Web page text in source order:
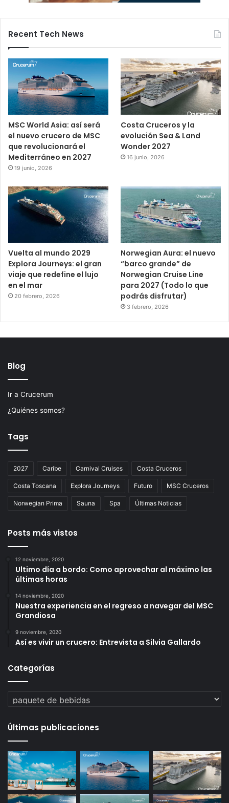
Recent Tech News
MSC World Asia: así será
el nuevo crucero de MSC
que revolucionará el
Mediterráneo en 2027
19 junio, 2026
Costa Cruceros y la
evolución Sea & Land
Wonder 2027
16 junio, 2026
Vuelta al mundo 2029
Explora Journeys: el gran
viaje que redefine el lujo
en el mar
20 febrero, 2026
Norwegian Aura: el nuevo
“barco grande” de
Norwegian Cruise Line
para 2027 (Todo lo que
podrás disfrutar)
3 febrero, 2026
Blog
Ir a Crucerum
¿Quiénes somos?
Tags
2027 Caribe Carnival Cruises Costa Cruceros
Costa Toscana Explora Journeys Futuro MSC Cruceros
Norwegian Prima Sauna Spa Últimas Noticias
Posts más vistos
12 noviembre, 2020
Ultimo día a bordo: Como aprovechar al máximo las
últimas horas
14 noviembre, 2020
Nuestra experiencia en el regreso a navegar del MSC
Grandiosa
9 noviembre, 2020
Así es vivir un crucero: Entrevista a Silvia Gallardo
Categorías
Categorías
Últimas publicaciones